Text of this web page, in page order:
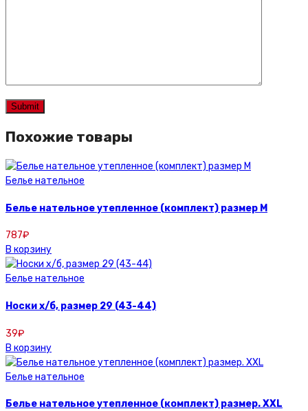
Похожие товары
Белье нательное
Белье нательное утепленное (комплект) размер M
787₽
В корзину
Белье нательное
Носки х/б, размер 29 (43-44)
39₽
В корзину
Белье нательное
Белье нательное утепленное (комплект) размер. XXL